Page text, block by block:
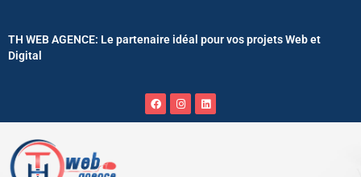
TH WEB AGENCE: Le partenaire idéal pour vos projets Web et
Digital